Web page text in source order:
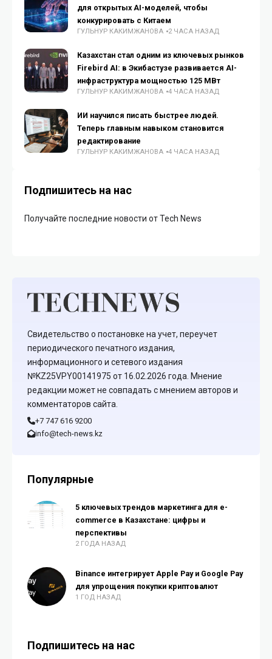
для открытых AI-моделей, чтобы
конкурировать с Китаем
ГУЛЬНУР КАКИМЖАНОВА 2 ЧАСА НАЗАД
Казахстан стал одним из ключевых рынков
Firebird AI: в Экибастузе развивается AI-
инфраструктура мощностью 125 МВт
ГУЛЬНУР КАКИМЖАНОВА 4 ЧАСА НАЗАД
ИИ научился писать быстрее людей.
Теперь главным навыком становится
редактирование
ГУЛЬНУР КАКИМЖАНОВА 4 ЧАСА НАЗАД
Подпишитесь на нас
Получайте последние новости от Tech News
Свидетельство о постановке на учет, переучет
периодического печатного издания,
информационного и сетевого издания
№KZ25VPY00141975 от 16.02.2026 года. Мнение
редакции может не совпадать с мнением авторов и
комментаторов сайта.
+7 747 616 9200
info@tech-news.kz
Популярные
5 ключевых трендов маркетинга для e-
commerce в Казахстане: цифры и
перспективы
2 ГОДА НАЗАД
Binance интегрирует Apple Pay и Google Pay
для упрощения покупки криптовалют
1 ГОД НАЗАД
Подпишитесь на нас